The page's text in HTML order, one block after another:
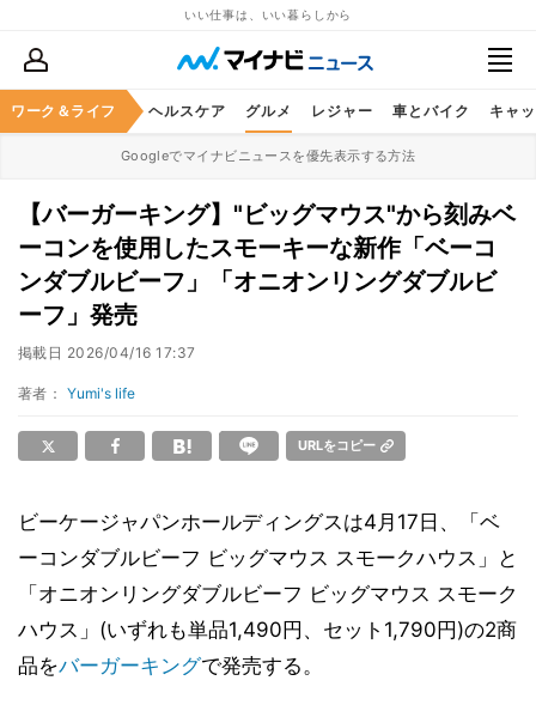
いい仕事は、いい暮らしから
ワーク＆ライフ
マネー 暮らし ヘルスケア グルメ レジャー 車とバイク キャ
Googleでマイナビニュースを優先表示する方法
【バーガーキング】"ビッグマウス"から刻みベ
ーコンを使用したスモーキーな新作「ベーコ
ンダブルビーフ」「オニオンリングダブルビ
ーフ」発売
掲載日 2026/04/16 17:37
著者： Yumi's life
URLをコピー
ビーケージャパンホールディングスは4月17日、「ベ
ーコンダブルビーフ ビッグマウス スモークハウス」と
「オニオンリングダブルビーフ ビッグマウス スモーク
ハウス」(いずれも単品1,490円、セット1,790円)の2商
品をバーガーキングで発売する。